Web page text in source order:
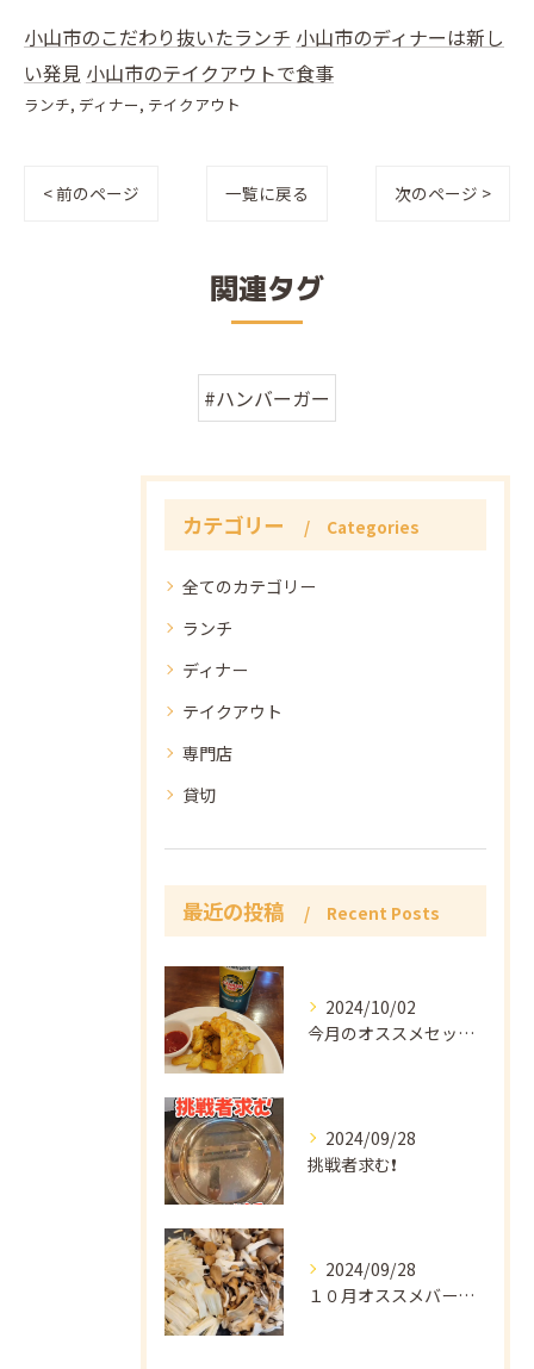
小山市のこだわり抜いたランチ 小山市のディナーは新し
い発見 小山市のテイクアウトで食事
ランチ ディナー テイクアウト
< 前のページ 一覧に戻る 次のページ >
関連タグ
#ハンバーガー
カテゴリー Categories
全てのカテゴリー
ランチ
ディナー
テイクアウト
専門店
貸切
最近の投稿 Recent Posts
2024/10/02
今月のオススメセット👍
2024/09/28
挑戦者求む❗️
2024/09/28
１０月オススメバーガー🍔